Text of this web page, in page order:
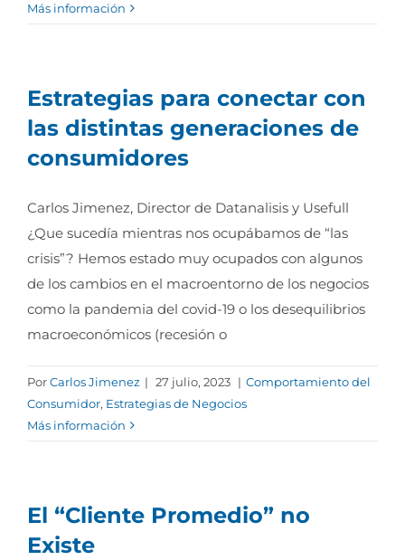
Más información
Estrategias para conectar con
las distintas generaciones de
consumidores
Carlos Jimenez, Director de Datanalisis y Usefull
¿Que sucedía mientras nos ocupábamos de “las
crisis”? Hemos estado muy ocupados con algunos
de los cambios en el macroentorno de los negocios
como la pandemia del covid-19 o los desequilibrios
macroeconómicos (recesión o
PorCarlos Jimenez | 27 julio, 2023 | Comportamiento del
Consumidor, Estrategias de Negocios
Más información
El “Cliente Promedio” no
Existe